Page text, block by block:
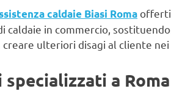
caldaie Biasi Roma offerti
caldaie in commercio,
creare ulteriori disagi al cliente
specializzati a